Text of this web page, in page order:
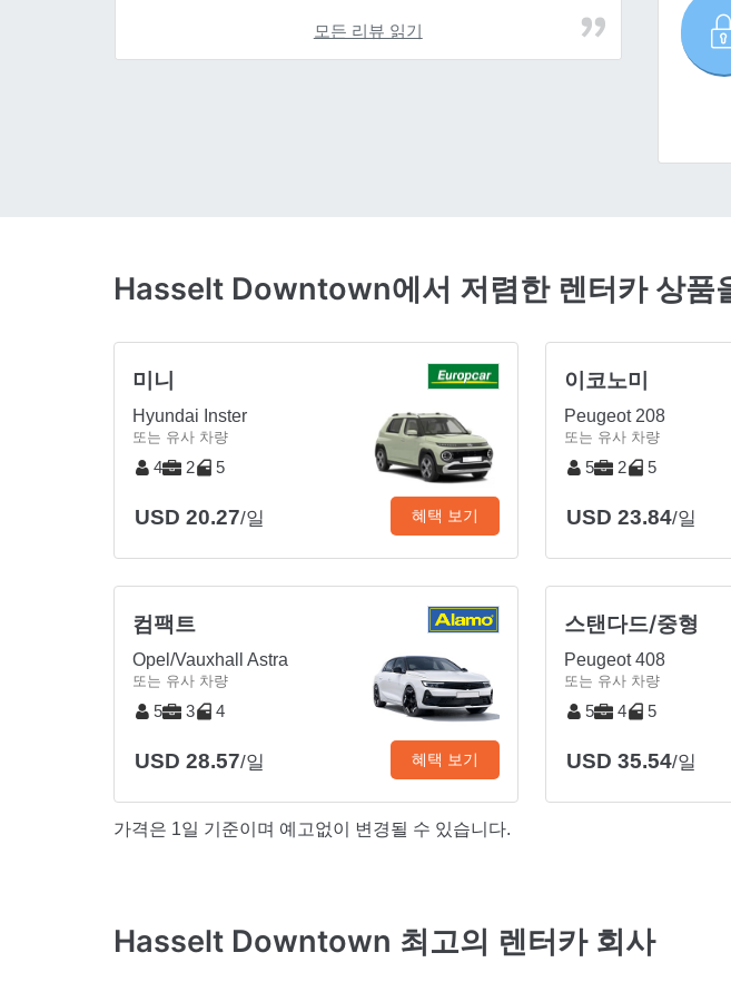
모든 리뷰 읽기
Hasselt Downtown에서 저렴한 렌터카 상품
미니
Hyundai Inster
또는 유사 차량
4 2 5
USD 20.27/일 혜택 보기
이코노미
Peugeot 208
또는 유사 차량
5 2 5
USD 23.84/일
컴팩트
Opel/Vauxhall Astra
또는 유사 차량
5 3 4
USD 28.57/일 혜택 보기
스탠다드/중형
Peugeot 408
또는 유사 차량
5 4 5
USD 35.54/일
가격은 1일 기준이며 예고없이 변경될 수 있습니다.
Hasselt Downtown 최고의 렌터카 회사